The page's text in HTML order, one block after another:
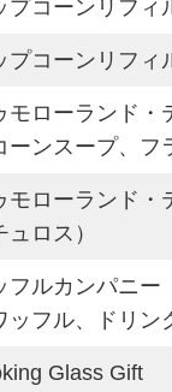
プコーンリフィ
プコーンリフィ
モローランド・
ーンスープ、
モローランド・
ュロス）
フルカンパニー
ッフル、ドリン
Glass Gift